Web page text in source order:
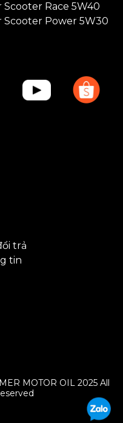
Scooter Race 5W40
Scooter Power 5W30
trả
tin
MOTOR OIL 2025 All